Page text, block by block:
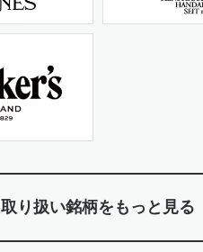
取り扱い銘柄をもっと見る